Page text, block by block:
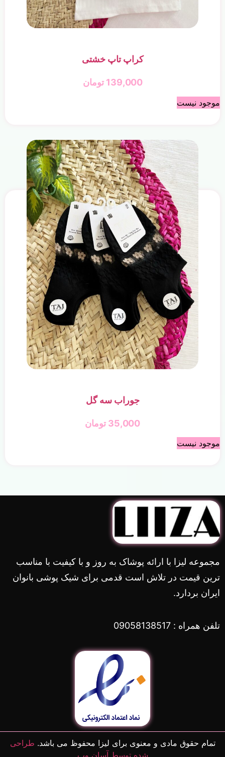
کراپ تاپ خشتی
139,000 تومان
موجود نیست
جوراب سه گل
35,000 تومان
موجود نیست
مجموعه لیزا با ارائه پوشاک به روز و با کیفیت با مناسب
ترین قیمت در تلاش است قدمی برای شیک پوشی بانوان
ایران بردارد.
تلفن همراه : 09058138517
تمام حقوق مادی و معنوی برای لیزا محفوظ می باشد. طراحی
شده توسط آسان وب